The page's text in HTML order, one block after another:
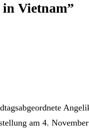
Vietnam”
am 4.